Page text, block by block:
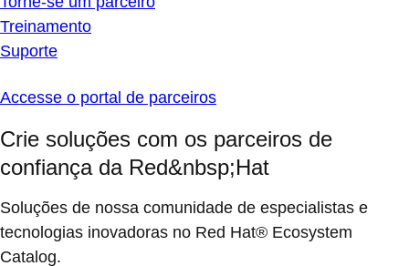
Treinamento
Suporte
Accesse o portal de parceiros
Crie soluções com os parceiros de
confiança da Red&nbsp;Hat
Soluções de nossa comunidade de especialistas e
tecnologias inovadoras no Red Hat® Ecosystem
Catalog.